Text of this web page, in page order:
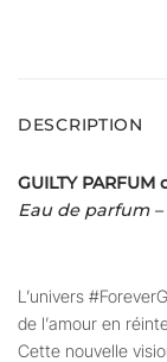
DESCRIPTION
GUILTY PARFUM
Eau de parfum –
L’univers
de l’amour en
Cette nouvelle